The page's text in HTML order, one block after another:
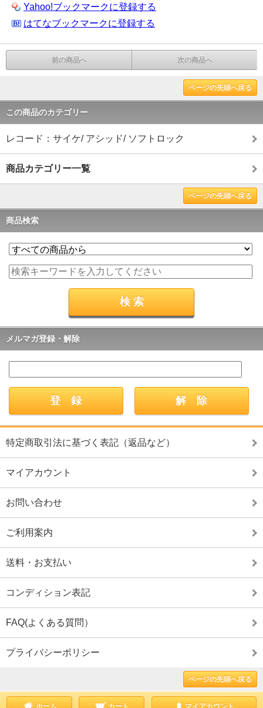
Yahoo!ブックマークに登録する
はてなブックマークに登録する
前の商品へ 次の商品へ
ページの先頭へ戻る
この商品のカテゴリー
レコード：サイケ/ アシッド/ ソフトロック
商品カテゴリー一覧
ページの先頭へ戻る
商品検索
メルマガ登録・解除
特定商取引法に基づく表記（返品など）
マイアカウント
お問い合わせ
ご利用案内
送料・お支払い
コンディション表記
FAQ(よくある質問）
プライバシーポリシー
ページの先頭へ戻る
ホーム カート マイアカウント